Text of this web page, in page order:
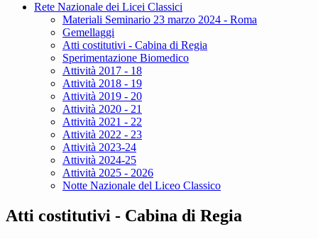
Rete Nazionale dei Licei Classici
Materiali Seminario 23 marzo 2024 - Roma
Gemellaggi
Atti costitutivi - Cabina di Regia
Sperimentazione Biomedico
Attività 2017 - 18
Attività 2018 - 19
Attività 2019 - 20
Attività 2020 - 21
Attività 2021 - 22
Attività 2022 - 23
Attività 2023-24
Attività 2024-25
Attività 2025 - 2026
Notte Nazionale del Liceo Classico
Atti costitutivi - Cabina di Regia